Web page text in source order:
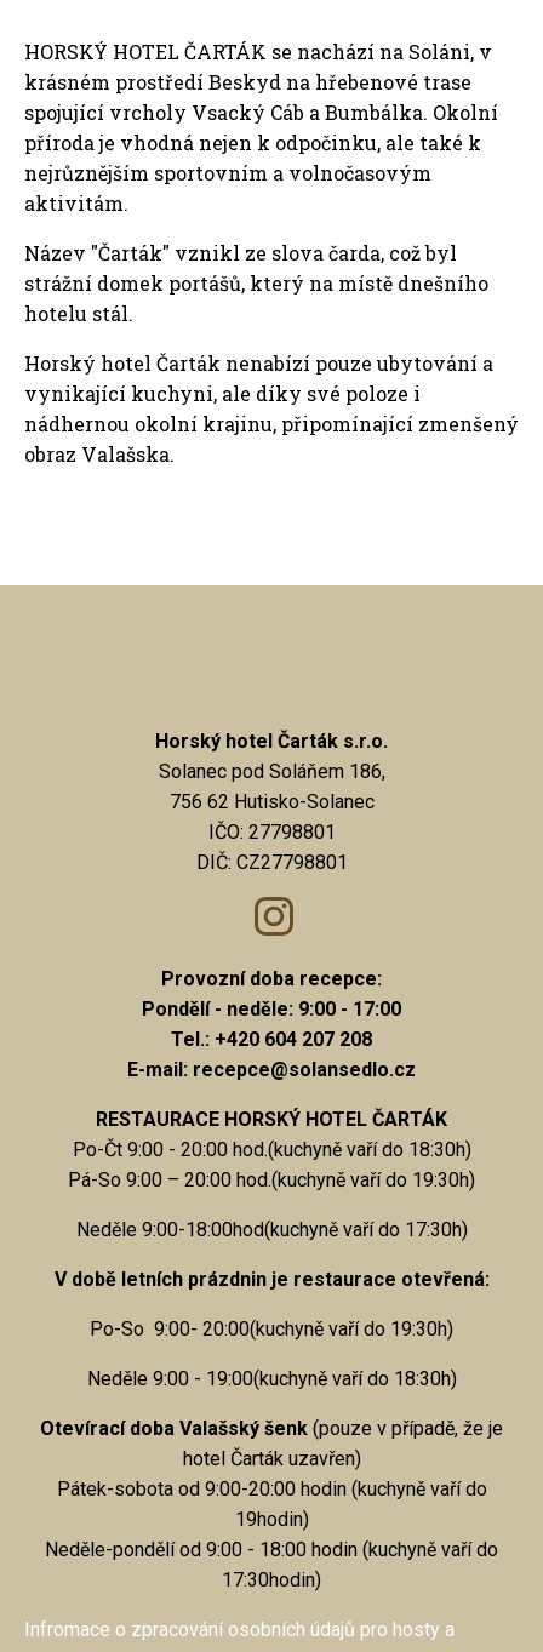
HORSKÝ HOTEL ČARTÁK se nachází na Soláni, v
krásném prostředí Beskyd na hřebenové trase
spojující vrcholy Vsacký Cáb a Bumbálka. Okolní
příroda je vhodná nejen k odpočinku, ale také k
nejrůznějším sportovním a volnočasovým
aktivitám.
Název "Čarták" vznikl ze slova čarda, což byl
strážní domek portášů, který na místě dnešního
hotelu stál.
Horský hotel Čarták nenabízí pouze ubytování a
vynikající kuchyni, ale díky své poloze i
nádhernou okolní krajinu, připomínající zmenšený
obraz Valašska.
Horský hotel Čarták s.r.o.
Solanec pod Soláňem 186,
756 62 Hutisko-Solanec
IČO: 27798801
DIČ: CZ27798801
Provozní doba recepce:
Pondělí - neděle: 9:00 - 17:00
Tel.: +420 604 207 208
E-mail: recepce@solansedlo.cz
RESTAURACE HORSKÝ HOTEL ČARTÁK
Po-Čt 9:00 - 20:00 hod.(kuchyně vaří do 18:30h)
Pá-So 9:00 – 20:00 hod.(kuchyně vaří do 19:30h)
Neděle 9:00-18:00hod(kuchyně vaří do 17:30h)
V době letních prázdnin je restaurace otevřená:
Po-So 9:00- 20:00(kuchyně vaří do 19:30h)
Neděle 9:00 - 19:00(kuchyně vaří do 18:30h)
Otevírací doba Valašský šenk (pouze v případě, že je
hotel Čarták uzavřen)
Pátek-sobota od 9:00-20:00 hodin (kuchyně vaří do
19hodin)
Neděle-pondělí od 9:00 - 18:00 hodin (kuchyně vaří do
17:30hodin)
Infromace o zpracování osobních údajů pro hosty a